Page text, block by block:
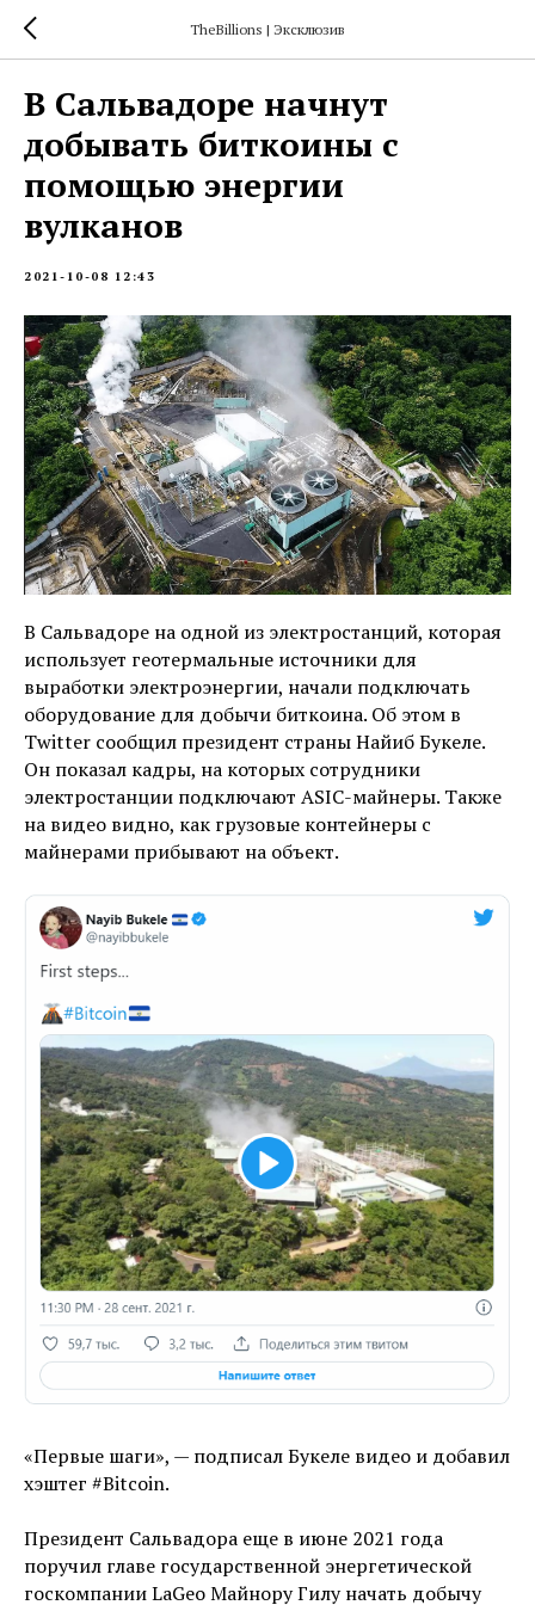
TheBillions | Эксклюзив
В Сальвадоре начнут
добывать биткоины с
помощью энергии
вулканов
2021-10-08 12:43
В Сальвадоре на одной из электростанций, которая
использует геотермальные источники для
выработки электроэнергии, начали подключать
оборудование для добычи биткоина. Об этом в
Twitter сообщил президент страны Найиб Букеле.
Он показал кадры, на которых сотрудники
электростанции подключают ASIC-майнеры. Также
на видео видно, как грузовые контейнеры с
майнерами прибывают на объект.
«Первые шаги», — подписал Букеле видео и добавил
хэштег #Bitcoin.
Президент Сальвадора еще в июне 2021 года
поручил главе государственной энергетической
госкомпании LaGeo Майнору Гилу начать добычу